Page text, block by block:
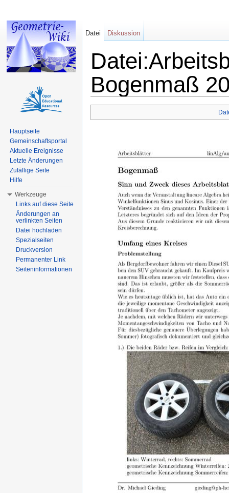
Bogenmaß
Datei Diskussion
Hauptseite
Gemeinschaftsportal
Aktuelle Ereignisse
Letzte Änderungen
Zufällige Seite
Hilfe
Werkzeuge
Links auf diese Seite
Änderungen an
verlinkten Seiten
Datei hochladen
Spezialseiten
Druckversion
Permanenter Link
Seiteninformationen